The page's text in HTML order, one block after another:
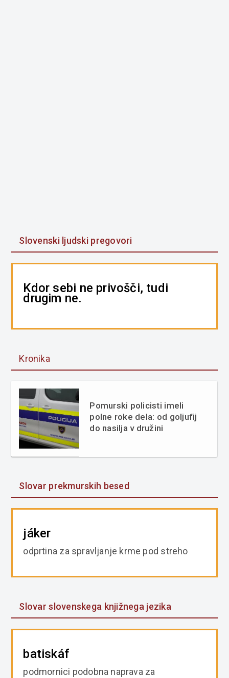
Slovenski ljudski pregovori
Kdor sebi ne privošči, tudi
drugim ne.
Kronika
Pomurski policisti imeli
polne roke dela: od goljufij
do nasilja v družini
Slovar prekmurskih besed
jáker
odprtina za spravljanje krme pod streho
Slovar slovenskega knjižnega jezika
batiskáf
podmornici podobna naprava za